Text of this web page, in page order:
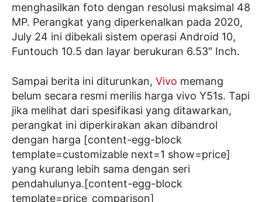
menghasilkan foto dengan resolusi maksimal 48
MP. Perangkat yang diperkenalkan pada 2020,
July 24 ini dibekali sistem operasi Android 10,
Funtouch 10.5 dan layar berukuran 6.53″ Inch.
Sampai berita ini diturunkan, Vivo memang
belum secara resmi merilis harga vivo Y51s. Tapi
jika melihat dari spesifikasi yang ditawarkan,
perangkat ini diperkirakan akan dibandrol
dengan harga [content-egg-block
template=customizable next=1 show=price]
yang kurang lebih sama dengan seri
pendahulunya.[content-egg-block
template=price_comparison]